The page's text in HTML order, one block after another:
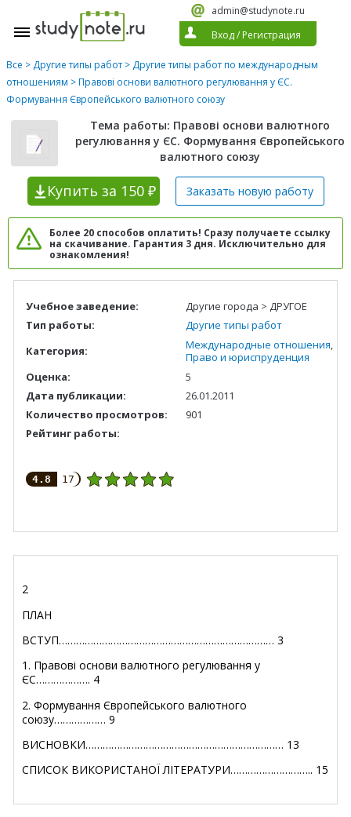
admin@studynote.ru
Вход/ Регистрация
Все > Другие типы работ > Другие типы работ по международным
отношениям > Правові основи валютного регулювання у ЄС.
Формування Європейського валютного союзу
Тема работы: Правові основи валютного
регулювання у ЄС. Формування Європейського
валютного союзу
Купить за 150 ₽ Заказать новую работу
Более 20 способов оплатить! Сразу получаете ссылку
на скачивание. Гарантия 3 дня. Исключительно для
ознакомления!
Учебное заведение:
Другие города > ДРУГОЕ
Тип работы:
Другие типы работ
Категория:
Международные отношения,
Право и юриспруденция
Оценка:
5
Дата публикации:
26.01.2011
Количество просмотров:
901
Рейтинг работы:
4.8 17
2
ПЛАН
ВСТУП………………………………………………………………… 3
1. Правові основи валютного регулювання у
ЄС………………. 4
2. Формування Європейського валютного
союзу……………… 9
ВИСНОВКИ…………………………………………………………… 13
СПИСОК ВИКОРИСТАНОЇ ЛІТЕРАТУРИ……………………….. 15